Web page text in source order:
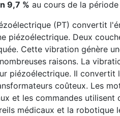
9,7 % au cours de la
(PT) convertit
piézoélectrique. Deux
Cette vibration génère
raisons. La
piézoélectrique. Il
coûteux. Les
et les commandes
médicaux et la robotique